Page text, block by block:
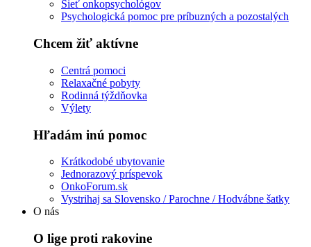
Sieť onkopsychológov
Psychologická pomoc pre príbuzných a pozostalých
Chcem žiť aktívne
Centrá pomoci
Relaxačné pobyty
Rodinná týždňovka
Výlety
Hľadám inú pomoc
Krátkodobé ubytovanie
Jednorazový príspevok
OnkoForum.sk
Vystrihaj sa Slovensko / Parochne / Hodvábne šatky
O nás
O lige proti rakovine